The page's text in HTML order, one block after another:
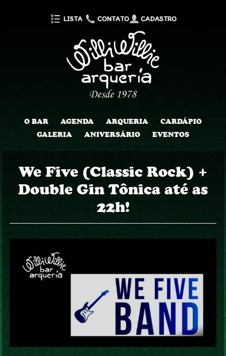
LISTA CONTATO CADASTRO
O BAR AGENDA ARQUERIA
CARDÁPIO
GALERIA
ANIVERSÁRIO EVENTOS
We Five (Classic Rock) +
Double Gin Tônica até as
22h!